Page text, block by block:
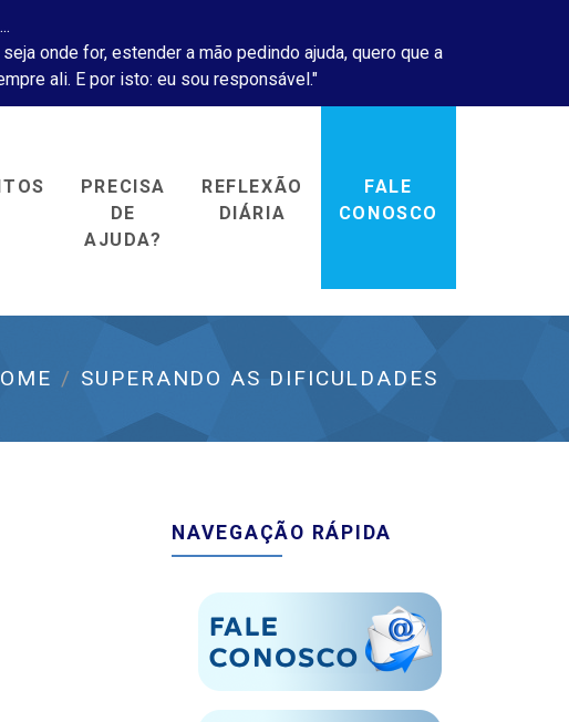
onde for, estender a mão pedindo ajuda, quero que a
ali. E por isto: eu sou responsável."
PRECISA
DE
AJUDA?
REFLEXÃO
DIÁRIA
FALE
CONOSCO
SUPERANDO AS DIFICULDADES
NAVEGAÇÃO RÁPIDA